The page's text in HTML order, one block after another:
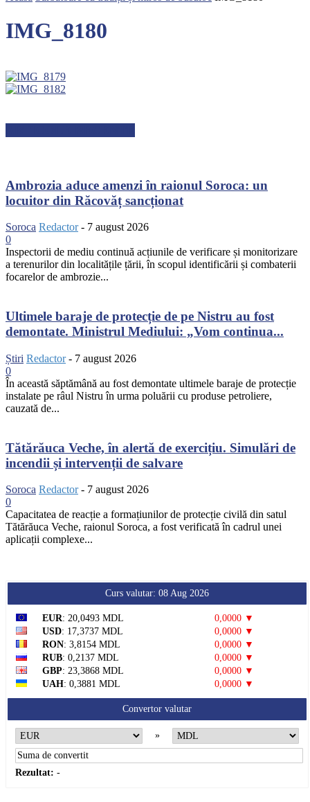
IMG_8180
Ambrozia aduce amenzi în raionul Soroca: un
locuitor din Răcovăț sancționat
Soroca Redactor - 7 august 2026
0
Inspectorii de mediu continuă acțiunile de verificare și monitorizare
a terenurilor din localitățile țării, în scopul identificării și combaterii
focarelor de ambrozie...
Ultimele baraje de protecție de pe Nistru au fost
demontate. Ministrul Mediului: „Vom continua...
Știri Redactor - 7 august 2026
0
În această săptămână au fost demontate ultimele baraje de protecție
instalate pe râul Nistru în urma poluării cu produse petroliere,
cauzată de...
Tătărăuca Veche, în alertă de exercițiu. Simulări de
incendii și intervenții de salvare
Soroca Redactor - 7 august 2026
0
Capacitatea de reacție a formațiunilor de protecție civilă din satul
Tătărăuca Veche, raionul Soroca, a fost verificată în cadrul unei
aplicații complexe...
Curs valutar: 08 Aug 2026
EUR: 20,0493 MDL
0,0000 ▼
USD: 17,3737 MDL
0,0000 ▼
RON: 3,8154 MDL
0,0000 ▼
RUB: 0,2137 MDL
0,0000 ▼
GBP: 23,3868 MDL
0,0000 ▼
UAH: 0,3881 MDL 0,0000 ▼
Convertor valutar
»
Rezultat: -